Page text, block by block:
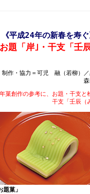
《平成24年の新春を寿ぐ
お題「岸｣・干支「壬
制作・協力＝可児 融（若柳）／
菓創作の参考に、お題・干支と
干支「壬辰（
題菓」